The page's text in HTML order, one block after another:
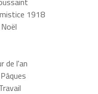
1918
de l'an